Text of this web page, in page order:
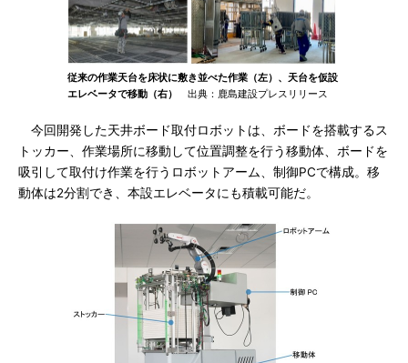
従来の作業天台を床状に敷き並べた作業（左）、天台を仮設
エレベータで移動（右）
出典：鹿島建設プレスリリース
今回開発した天井ボード取付ロボットは、ボードを搭載するス
トッカー、作業場所に移動して位置調整を行う移動体、ボードを
吸引して取付け作業を行うロボットアーム、制御PCで構成。移
動体は2分割でき、本設エレベータにも積載可能だ。